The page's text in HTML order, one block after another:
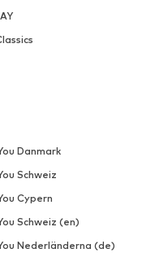
Danmark
Schweiz
Cypern
Schweiz (en)
Nederländerna (de)